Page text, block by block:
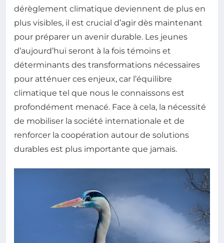
dérèglement climatique deviennent de plus en
plus visibles, il est crucial d’agir dès maintenant
pour préparer un avenir durable. Les jeunes
d’aujourd’hui seront à la fois témoins et
déterminants des transformations nécessaires
pour atténuer ces enjeux, car l’équilibre
climatique tel que nous le connaissons est
profondément menacé. Face à cela, la nécessité
de mobiliser la société internationale et de
renforcer la coopération autour de solutions
durables est plus importante que jamais.